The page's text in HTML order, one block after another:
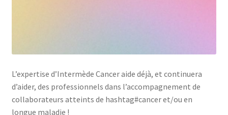
Panier
L’expertise d’Intermède Cancer aide déjà, et continuera
d’aider, des professionnels dans l’accompagnement de
collaborateurs atteints de hashtag#cancer et/ou en
longue maladie !